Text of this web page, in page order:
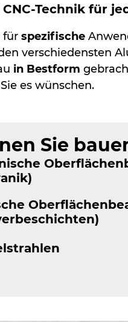
Technik für
für spezifische
verschiedensten
in Bestform
es wünschen.
Sie